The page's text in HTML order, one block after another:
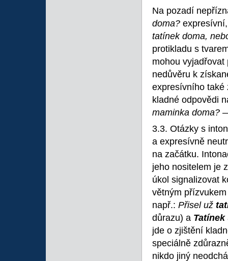
Na pozadí
doma?
tatínek doma,
protikladu s
mohou
nedůvěru k
expresívního také
kladné odpovědi
maminka doma?
3.3. Otázky s
a expresívně
na začátku.
jeho nositelem je
úkol signalizovat
větným
např.: Přisel už
důrazu) a Tatínek
jde o zjištění
speciálně
nikdo jiný